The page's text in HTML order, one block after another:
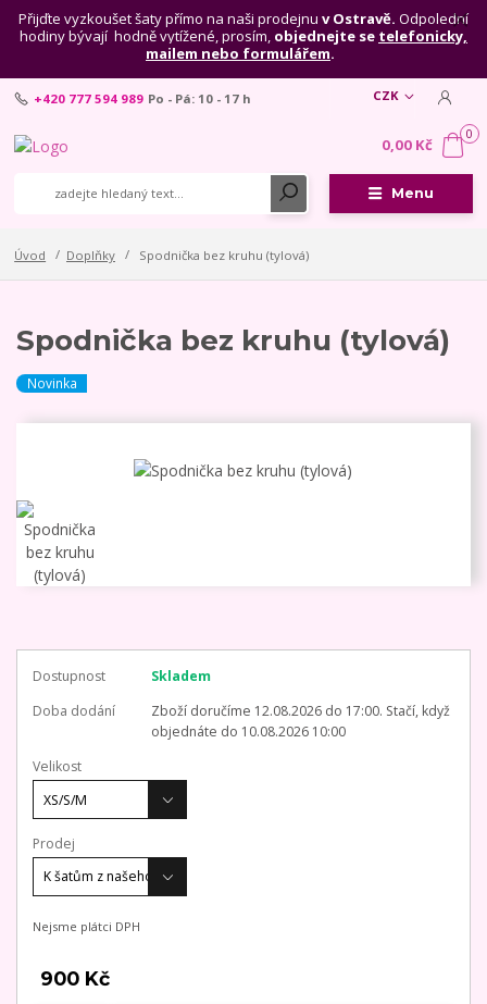
Přijďte vyzkoušet šaty přímo na naši prodejnu v Ostravě. Odpolední
hodiny bývají hodně vytížené, prosím, objednejte se telefonicky,
mailem nebo formulářem.
Menu
CZK
+420 777 594 989 Po - Pá: 10 - 17 h
0
0,00 Kč
Úvod Doplňky Spodnička bez kruhu (tylová)
Spodnička bez kruhu (tylová)
Novinka
Dostupnost
Skladem
Doba dodání
Zboží doručíme 12.08.2026 do 17:00. Stačí, když
objednáte do 10.08.2026 10:00
Velikost
Prodej
Nejsme plátci DPH
900 Kč